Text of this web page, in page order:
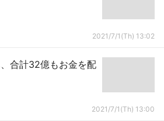
2021/7/1(Th) 13:02
、合計32億もお金を配
2021/7/1(Th) 13:00